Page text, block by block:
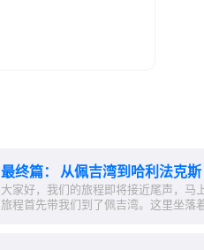
最终篇： 从佩吉湾到哈利法克斯
大家好，我们的旅程即将接近尾声，马
旅程首先带我们到了佩吉湾。这里坐落